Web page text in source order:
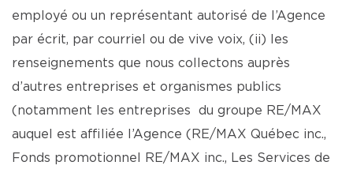
employé ou un représentant autorisé de l’Agence
par écrit, par courriel ou de vive voix, (ii) les
renseignements que nous collectons auprès
d’autres entreprises et organismes publics
(notamment les entreprises du groupe RE/MAX
auquel est affiliée l’Agence (RE/MAX Québec inc.,
Fonds promotionnel RE/MAX inc., Les Services de